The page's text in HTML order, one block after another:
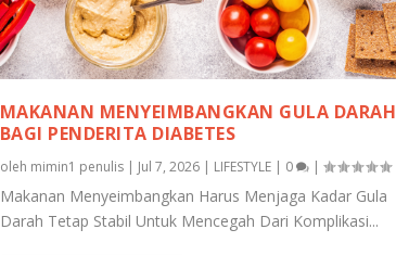
MAKANAN MENYEIMBANGKAN GULA DARAH
BAGI PENDERITA DIABETES
oleh mimin1 penulis| Jul 7, 2026| LIFESTYLE| 0 |
Makanan Menyeimbangkan Harus Menjaga Kadar Gula
Darah Tetap Stabil Untuk Mencegah Dari Komplikasi...